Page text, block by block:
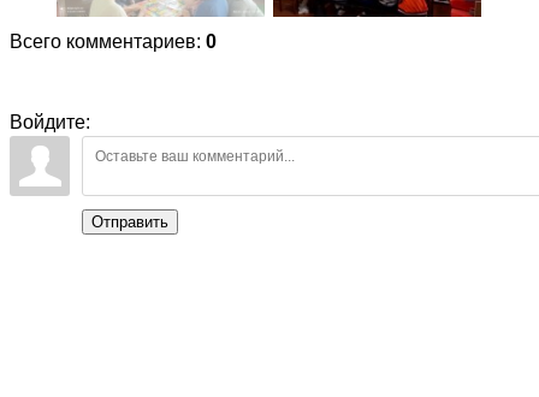
Всего комментариев: 0
Войдите:
Отправить